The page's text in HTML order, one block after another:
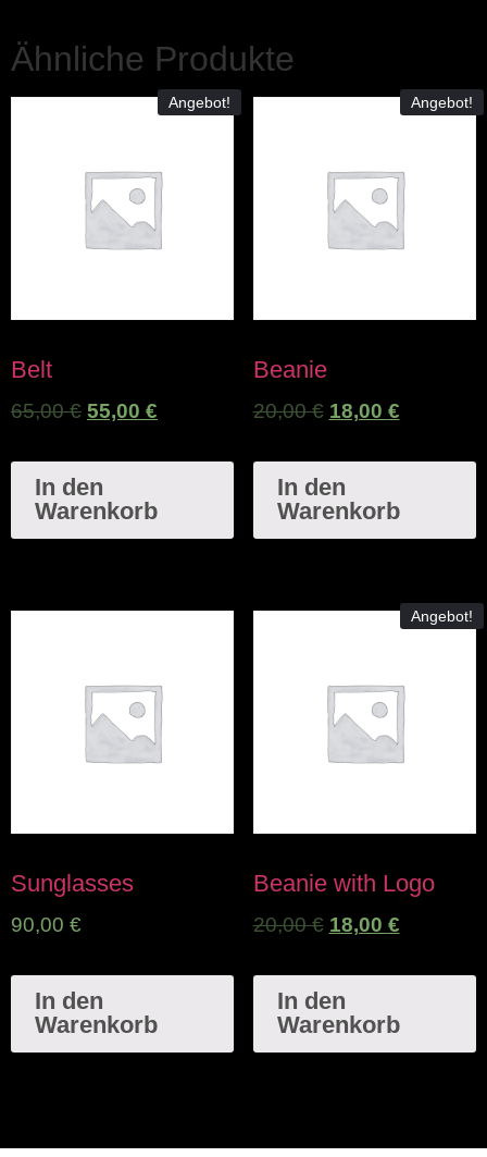
Ähnliche Produkte
Angebot!
Belt
65,00€ 55,00 €
In den
Warenkorb
Angebot!
Beanie
20,00€ 18,00 €
In den
Warenkorb
Sunglasses
90,00 €
In den
Warenkorb
Angebot!
Beanie with Logo
20,00€ 18,00 €
In den
Warenkorb